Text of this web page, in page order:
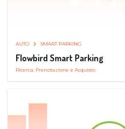
AUTO SMART PARKING
Flowbird Smart Parking
Ricerca, Prenotazione e Acquisto